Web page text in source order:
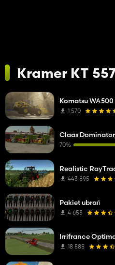
Kramer KT 557
Komatsu WA500
1 570
Claas
70%
Realistic
443 895
Pakiet ubrań
4 653
Irrifrance
18 585